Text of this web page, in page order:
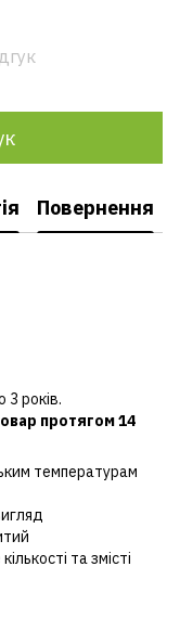
Повернення
3 років.
протягом 14
температурам
та змісті